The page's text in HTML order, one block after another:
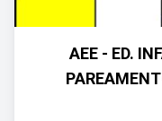
AEE - ED.